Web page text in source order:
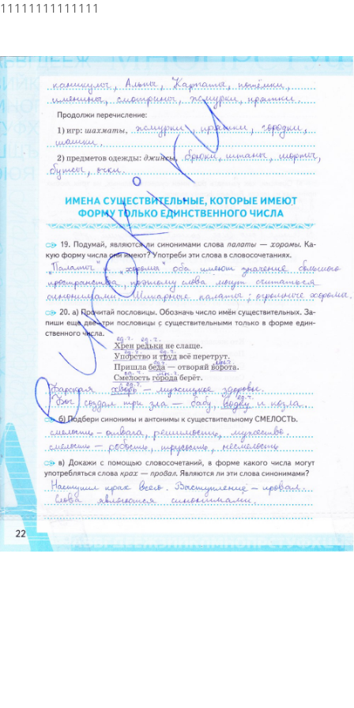
11111111111111